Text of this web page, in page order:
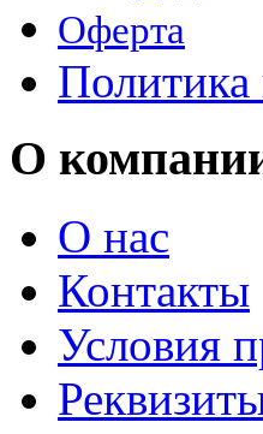
Оферта
О
О нас
Контакты
Условия